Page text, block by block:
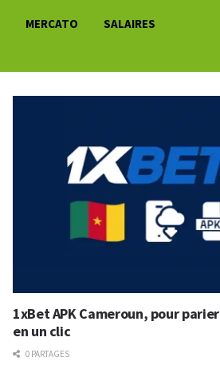
MERCATO
SALAIRES
1xBet APK Cameroun, pour parier
en un clic
0 PARTAGES